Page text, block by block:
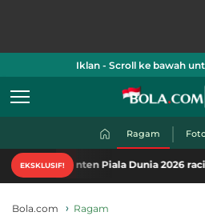
Iklan - Scroll ke bawah
Ragam
EKSKLUSIF!
Piala Dunia 2026 racikan khas
Bola.com Ragam